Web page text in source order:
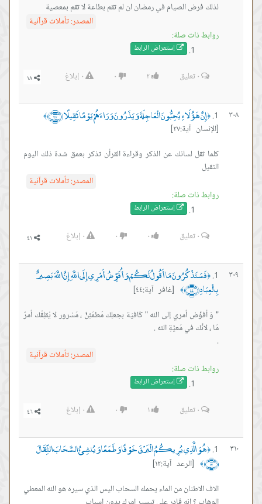
لذلك فرض الصيام في رمضان ان لم تقم بطاعة لا تقم بمعصية
المصدر:تأملات قرآنية
روابط ذات صلة:
إستعراض الرابط
٠تعليق ٢ ٠ ٠ إبلاغ
٣٠٨ ﴿إِنَّ هَؤُلَاءِ يُحِبُّونَ الْعَاجِلَةَ وَيَذَرُونَ وَرَاءَهُمْ يَوْمًا ثَقِيلًا ﴿٢٧﴾ ﴾
[الإنسان آية:٢٧]
كلما ثقل لسانك عن الذكر وقراءة القرأن تذكر بعمق شدة ذلك اليوم
الثقيل
المصدر:تأملات قرآنية
روابط ذات صلة:
إستعراض الرابط
٠تعليق ٠ ٠ ٠ إبلاغ
٣٠٩ ﴿فَسَتَذْكُرُونَ مَا أَقُولُ لَكُمْ وَأُفَوِّضُ أَمْرِي إِلَى اللَّهِ إِنَّ اللَّهَ بَصِيرٌ
بِالْعِبَادِ ﴿٤٤﴾ ﴾
[غافر آية:٤٤]
" وَ أفوِّض أمري إلى الله " كَافيَة بجعلِك مُطمَئِنَّ ، مَسْرور لا يُقلِقُك أمرٌ
.
المصدر:تأملات قرآنية
روابط ذات صلة:
إستعراض الرابط
٠تعليق ١ ٠ ٠ إبلاغ
٣١٠ ﴿هُوَ الَّذِي يُرِيكُمُ الْبَرْقَ خَوْفًا وَطَمَعًا وَيُنشِئُ السَّحَابَ الثِّقَالَ
﴿١٢﴾ ﴾
[الرعد آية:١٢]
الاف الاطنان من الماء يحمله السحاب اليس الذي سيره هو الله المعطي